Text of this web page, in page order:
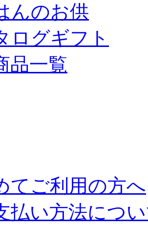
んのお供
ログギフト
品一覧
てご利用の方へ
払い方法につ